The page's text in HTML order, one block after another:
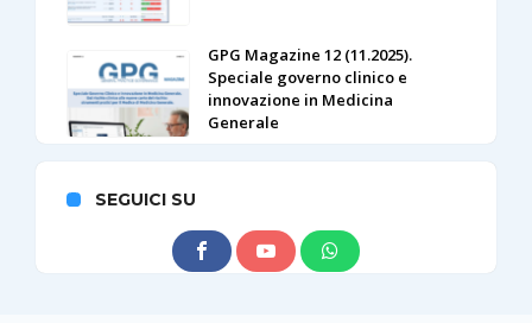
GPG Magazine 12 (11.2025).
Speciale governo clinico e
innovazione in Medicina
Generale
SEGUICI SU